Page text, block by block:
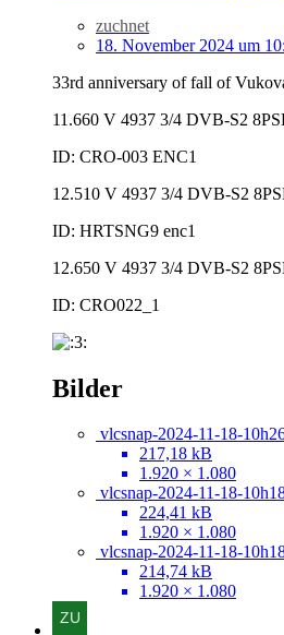
zuchnet
18. November 2024 um
33rd anniversary of fall of
11.660 V 4937 3/4 DVB-S2
ID: CRO-003 ENC1
12.510 V 4937 3/4 DVB-S2
ID: HRTSNG9 enc1
12.650 V 4937 3/4 DVB-S2
ID: CRO022_1
Bilder
vlcsnap-2024-11-18-
217,18 kB
1.920 × 1.080
vlcsnap-2024-11-18-
224,41 kB
1.920 × 1.080
vlcsnap-2024-11-18-
214,74 kB
1.920 × 1.080